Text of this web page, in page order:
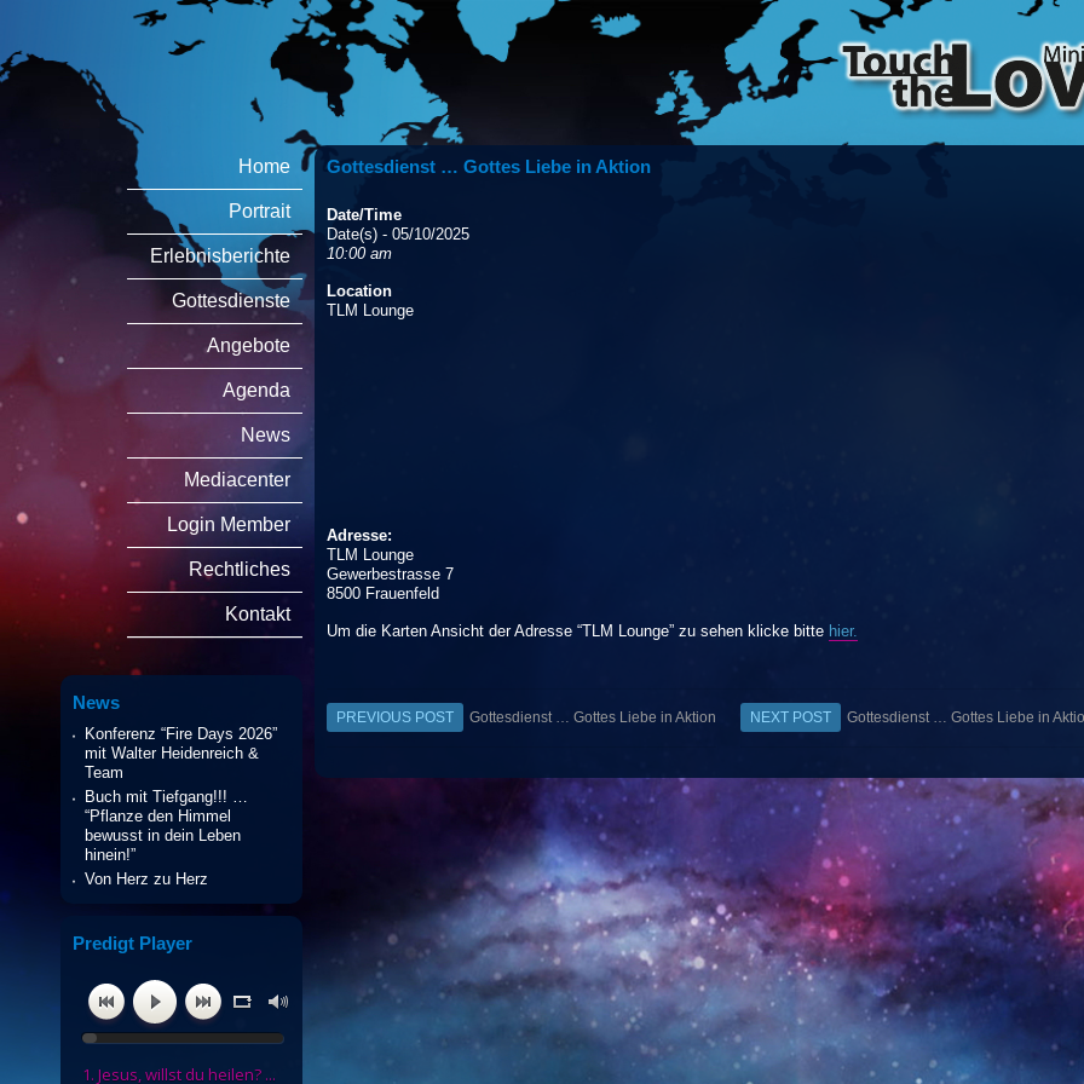
Gottesdienst … Gottes Liebe in Aktion
Date/Time
Date(s) - 05/10/2025
10:00 am
Location
TLM Lounge
Adresse:
TLM Lounge
Gewerbestrasse 7
8500 Frauenfeld
Um die Karten Ansicht der Adresse “TLM Lounge” zu sehen klicke bitte hier.
navigation
PREVIOUS POST Gottesdienst … Gottes Liebe in Aktion NEXT POST Gottesdienst … Gottes Liebe in
Home
Portrait
Erlebnisberichte
Gottesdienste
Angebote
Agenda
News
Mediacenter
Login Member
Rechtliches
Kontakt
News
Konferenz “Fire Days 2026”
mit Walter Heidenreich &
Team
Buch mit Tiefgang!!! …
“Pflanze den Himmel
bewusst in dein Leben
hinein!”
Von Herz zu Herz
Predigt Player
1. Jesus, willst du heilen? ...